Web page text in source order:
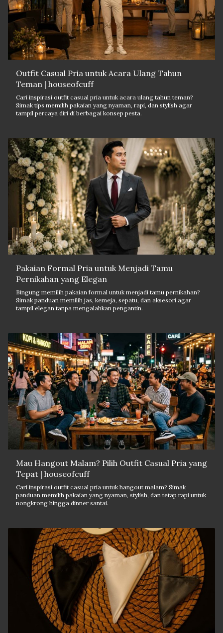
Outfit Casual Pria untuk Acara Ulang Tahun
Teman | houseofcuff
Cari inspirasi outfit casual pria untuk acara ulang tahun teman?
Simak tips memilih pakaian yang nyaman, rapi, dan stylish agar
tampil percaya diri di berbagai konsep pesta.
Pakaian Formal Pria untuk Menjadi Tamu
Pernikahan yang Elegan
Bingung memilih pakaian formal untuk menjadi tamu pernikahan?
Simak panduan memilih jas, kemeja, sepatu, dan aksesori agar
tampil elegan tanpa mengalahkan pengantin.
Mau Hangout Malam? Pilih Outfit Casual Pria yang
Tepat | houseofcuff
Cari inspirasi outfit casual pria untuk hangout malam? Simak
panduan memilih pakaian yang nyaman, stylish, dan tetap rapi untuk
nongkrong hingga dinner santai.